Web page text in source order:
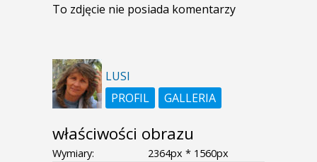
To zdjęcie nie posiada komentarzy
LUSI
PROFIL
GALLERIA
właściwości obrazu
Wymiary:
2364px * 1560px